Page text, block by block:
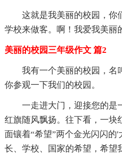
这就是我美丽的校园，你
学校来做客。啊！我爱我美丽
美丽的校园三年级作文 篇2
我有一个美丽的校园，名
你参观一下我们的校园。
一走进大门，迎接您的是
红旗随风飘扬。往下看，一块
面镶着“希望”两个金光闪闪的
长、学校、国家的希望，希望